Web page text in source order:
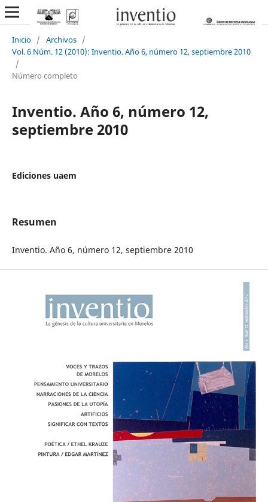
Inicio / Archivos /
Vol. 6 Núm. 12 (2010): Inventio. Año 6, número 12, septiembre 2010
/
Número completo
Inventio. Año 6, número 12,
septiembre 2010
Ediciones uaem
Resumen
Inventio. Año 6, número 12, septiembre 2010